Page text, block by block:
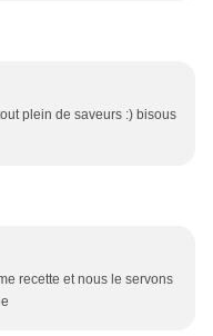
plein de saveurs :) bisous
recette et nous le servons